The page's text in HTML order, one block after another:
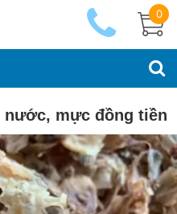
0
nước, mực đồng tiền